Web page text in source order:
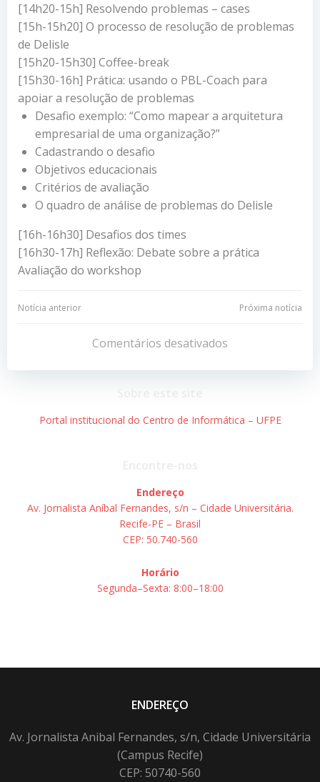
[14h20-15h] Resolvendo problemas – cases
[15h-15h20] O processo de resolução de problemas
de Delisle
[15h20-15h30] Coffee-break
[15h30-16h] Prática: usando o PBL-Coach para
apoiar a resolução de problemas
Desafio exemplo: “Como mapear a arquitetura
empresarial de uma organização?”
Cadastrando o desafio
Objetivos educacionais
Critérios de avaliação
O quadro de análise de problemas do Delisle
[16h-16h30] Desafios dos times
[16h30-17h] Reflexão: Debate sobre a prática
Avaliação do workshop
Navegação
Post
Notícia anterior
Navegação
de
Post
Próxima notícia
Comentários desativados
Portal institucional do Centro de Informática – UFPE
Endereço
Av. Jornalista Aníbal Fernandes, s/n – Cidade Universitária.
Recife-PE – Brasil
CEP: 50.740-560
Horário
Segunda–Sexta: 8:00–18:00
ENDEREÇO
Av. Jornalista Anibal Fernandes, s/n, Cidade Universitária
(Campus Recife)
CEP: 50740-560